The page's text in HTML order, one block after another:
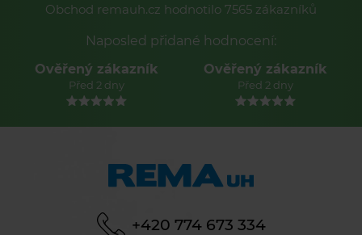
Obchod remauh.cz hodnotilo 7565 zákazníků
Naposled přidané hodnocení:
Ověřený zákazník
Před 2 dny
Ověřený zákazník
Před 2 dny
+420 774 673 334